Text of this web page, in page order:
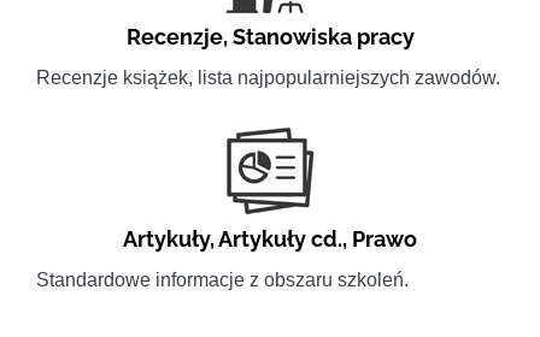
Recenzje,Stanowiska pracy
Recenzje książek, lista najpopularniejszych zawodów.
Artykuły,Artykuły cd., Prawo
Standardowe informacje z obszaru szkoleń.